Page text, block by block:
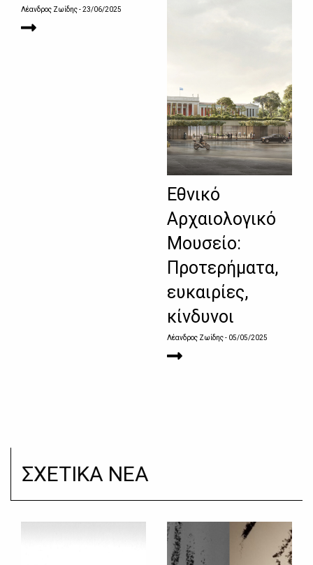
Λέανδρος Ζωίδης- 23/06/2025
Εθνικό
Αρχαιολογικό
Μουσείο:
Προτερήματα,
ευκαιρίες,
κίνδυνοι
Λέανδρος Ζωίδης- 05/05/2025
ΣΧΕΤΙΚΑ ΝΕΑ